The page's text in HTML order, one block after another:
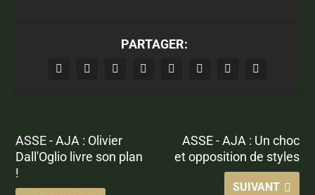
PARTAGER:
ASSE - AJA : Olivier
Dall'Oglio livre son plan
!
ASSE - AJA : Un choc
et opposition de styles
SUIVANT